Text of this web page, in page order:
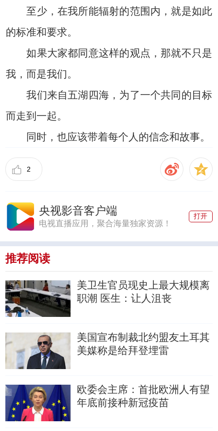
至少，在我所能辐射的范围内，就是如此
的标准和要求。
如果大家都同意这样的观点，那就不只是
我，而是我们。
我们来自五湖四海，为了一个共同的目标
而走到一起。
同时，也应该带着每个人的信念和故事。
2
央视影音客户端
电视直播应用，聚合海量独家资源！
打开
推荐阅读
美卫生官员现史上最大规模离
职潮 医生：让人沮丧
美国宣布制裁北约盟友土耳其
美媒称是给拜登埋雷
欧委会主席：首批欧洲人有望
年底前接种新冠疫苗